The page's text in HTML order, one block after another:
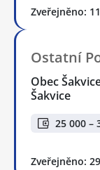
Zveřejněno:
Ostatní
Obec
Šakvice
25 000 –
Zveřejněno: